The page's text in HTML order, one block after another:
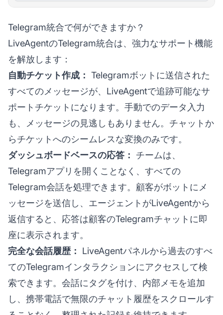
Telegram統合で何ができますか？
LiveAgentのTelegram統合は、強力なサポート機能
を解放します：
自動チケット作成： Telegramボットに送信された
すべてのメッセージが、LiveAgentで追跡可能なサ
ポートチケットになります。手動でのデータ入力
も、メッセージの見逃しもありません。チャットか
らチケットへのシームレスな変換のみです。
ダッシュボードベースの応答：
チームは、
Telegramアプリを開くことなく、すべての
Telegram会話を処理できます。顧客がボットにメ
ッセージを送信し、エージェントがLiveAgentから
返信すると、応答は顧客のTelegramチャットに即
座に表示されます。
完全な会話履歴：
LiveAgentパネルから過去のすべ
てのTelegramインタラクションにアクセスして検
索できます。会話にタグを付け、内部メモを追加
し、携帯電話で無限のチャット履歴をスクロールす